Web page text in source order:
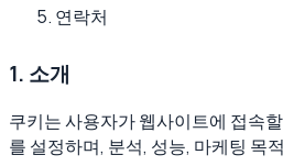
5. 연락처
1. 소개
쿠키는 사용자가 웹사이트에 접속
를 설정하며, 분석, 성능, 마케팅 목